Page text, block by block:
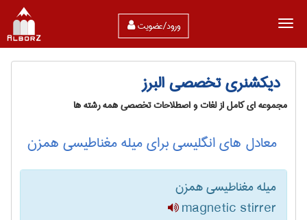
ورود/عضویت
دیکشنری تخصصی البرز
مجموعه ای کامل از لغات و اصطلاحات تخصصی همه رشته ها
معادل های انگلیسی برای میله مغناطیسی همزن
میله مغناطیسی همزن
magnetic stirrer